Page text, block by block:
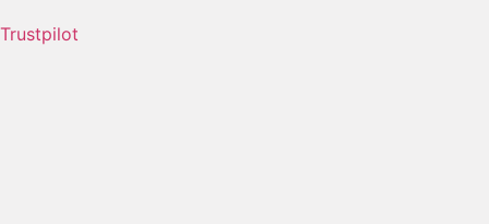
Trustpilot